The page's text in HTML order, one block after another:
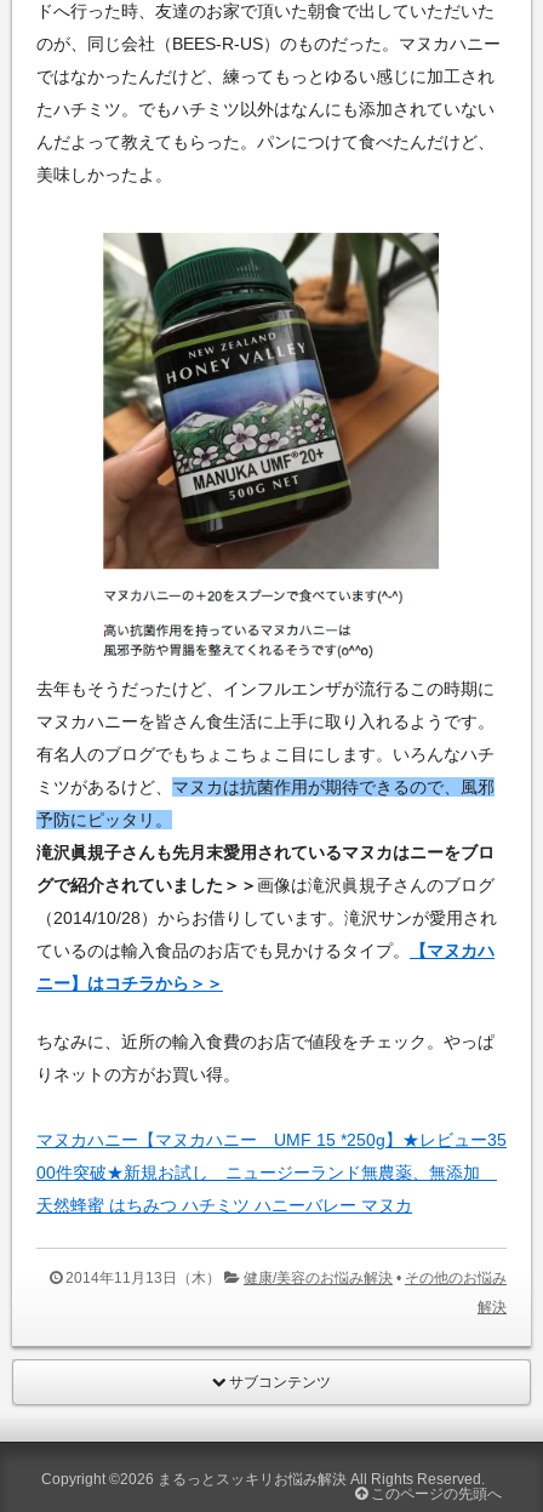
ドへ行った時、友達のお家で頂いた朝食で出していただいた
のが、同じ会社（BEES-R-US）のものだった。マヌカハニー
ではなかったんだけど、練ってもっとゆるい感じに加工され
たハチミツ。でもハチミツ以外はなんにも添加されていない
んだよって教えてもらった。パンにつけて食べたんだけど、
美味しかったよ。
去年もそうだったけど、インフルエンザが流行るこの時期に
マヌカハニーを皆さん食生活に上手に取り入れるようです。
有名人のブログでもちょこちょこ目にします。いろんなハチ
ミツがあるけど、 マヌカは抗菌作用が期待できるので、風邪
予防にピッタリ。
滝沢眞規子さんも先月末愛用されているマヌカはニーをブロ
グで紹介されていました＞＞画像は滝沢眞規子さんのブログ
（2014/10/28）からお借りしています。滝沢サンが愛用され
ているのは輸入食品のお店でも見かけるタイプ。
【マヌカハ
ニー】はコチラから＞＞
ちなみに、近所の輸入食費のお店で値段をチェック。やっぱ
りネットの方がお買い得。
マヌカハニー【マヌカハニー UMF 15 *250g】★レビュー35
00件突破★新規お試し ニュージーランド無農薬、無添加
天然蜂蜜 はちみつ ハチミツ ハニーバレー マヌカ
2014年11月13日（木） 健康/美容のお悩み解決 • その他のお悩み
解決
サブコンテンツ
Copyright ©2026 まるっとスッキリお悩み解決 All Rights Reserved.
このページの先頭へ